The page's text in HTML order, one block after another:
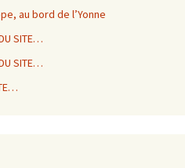
au bord de l’Yonne
SITE…
SITE…